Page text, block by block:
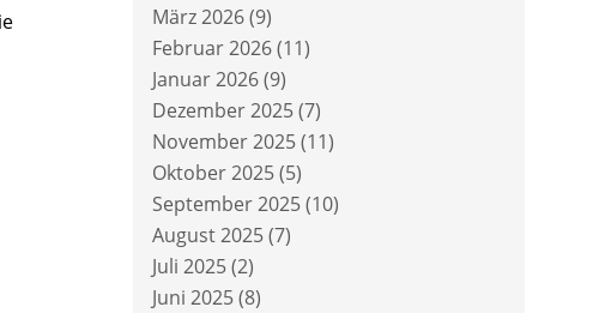
März 2026(9)
Februar 2026(11)
Januar 2026(9)
Dezember 2025(7)
November 2025(11)
Oktober 2025(5)
September 2025(10)
August 2025(7)
Juli 2025(2)
Juni 2025(8)